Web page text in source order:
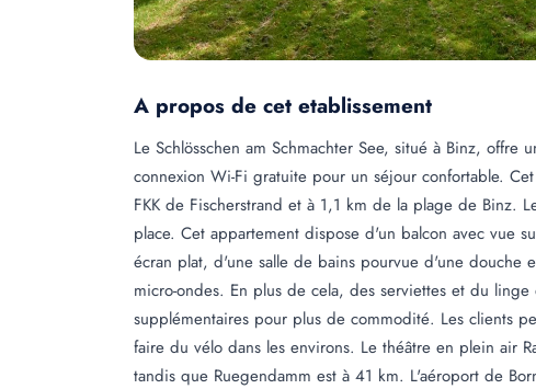
A propos de cet etablissement
Le Schlösschen am Schmachter See, situé à Binz,
connexion Wi-Fi gratuite pour un séjour confortable.
FKK de Fischerstrand et à 1,1 km de la plage de Binz.
place. Cet appartement dispose d'un balcon avec vue
écran plat, d'une salle de bains pourvue d'une douche
micro-ondes. En plus de cela, des serviettes et du
supplémentaires pour plus de commodité. Les clients
faire du vélo dans les environs. Le théâtre en plein air
tandis que Ruegendamm est à 41 km. L'aéroport de